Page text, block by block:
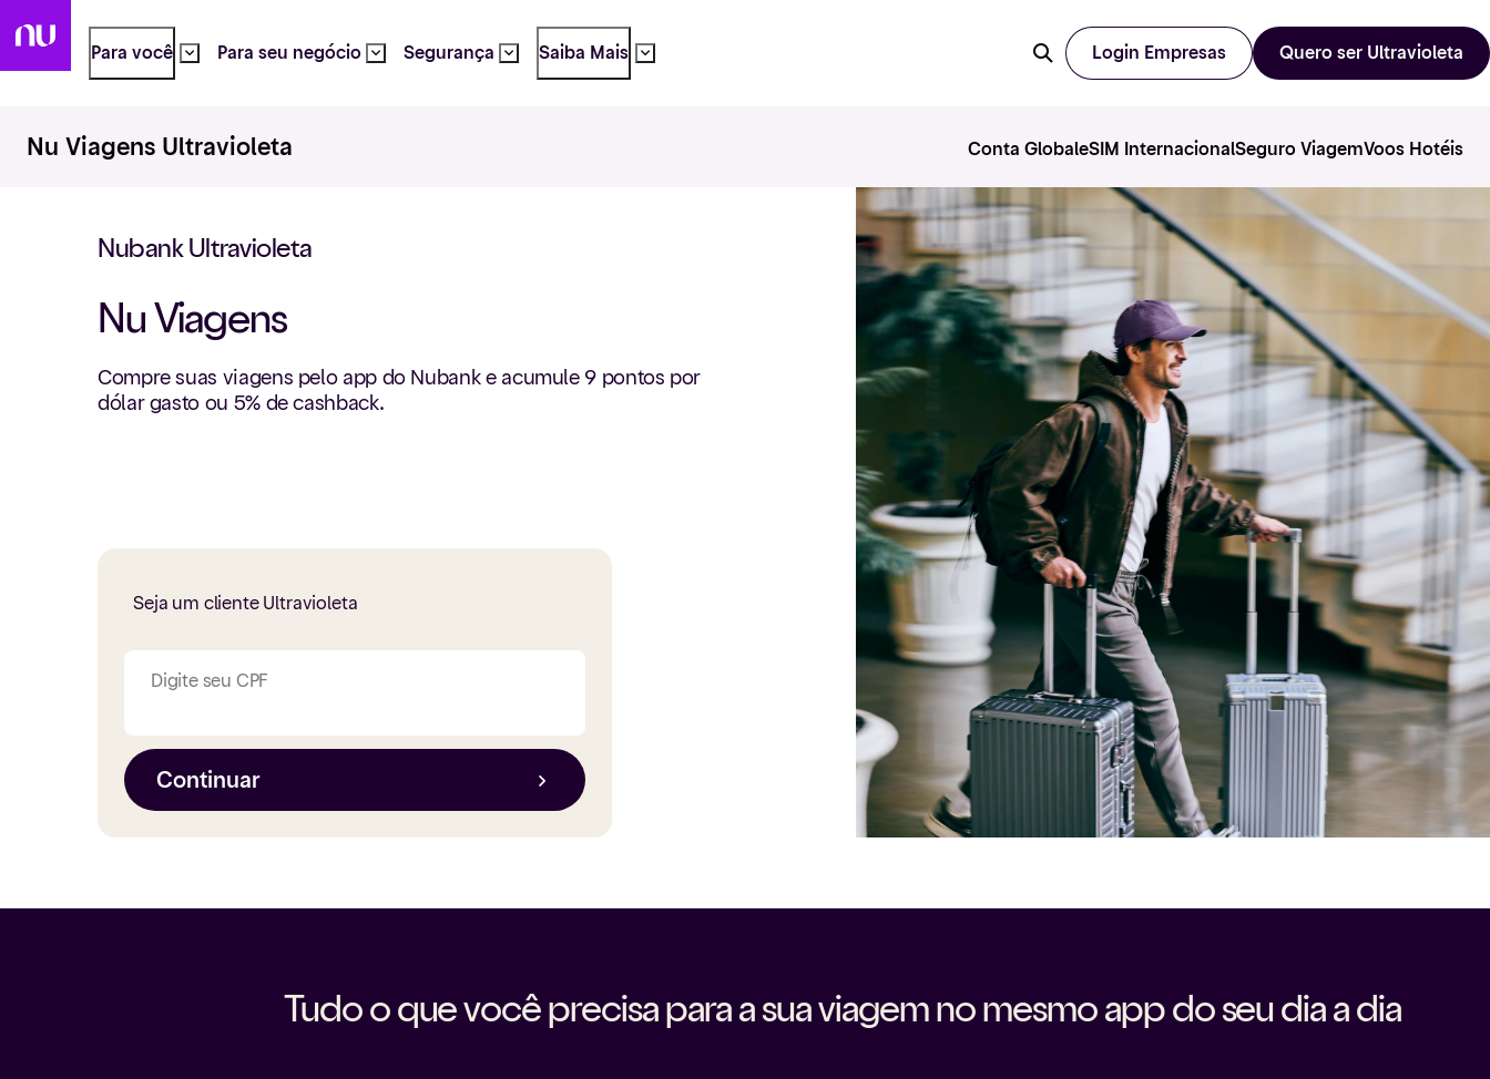
Para você Para seu negócio Segurança Saiba Mais Login Empresas Quero ser Ultravioleta
Nu Viagens Ultravioleta Conta GlobaleSIM InternacionalSeguro ViagemVoos Hotéis
Nubank Ultravioleta
Nu Viagens
Compre suas viagens pelo app do Nubank e acumule 9 pontos por
dólar gasto ou 5% de cashback.
Seja um cliente Ultravioleta
Digite seu CPF
Continuar
Tudo o que você precisa para a sua viagem no mesmo app do seu dia a dia